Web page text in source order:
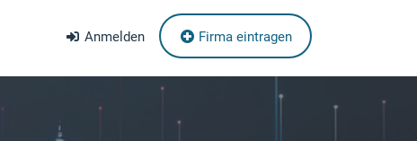
Anmelden Firma eintragen